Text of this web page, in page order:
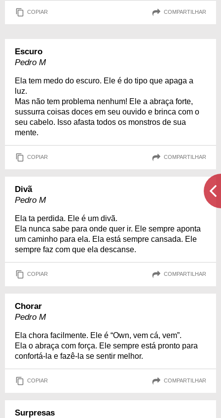
COPIAR COMPARTILHAR
Escuro
Pedro M
Ela tem medo do escuro. Ele é do tipo que apaga a
luz.
Mas não tem problema nenhum! Ele a abraça forte,
sussurra coisas doces em seu ouvido e brinca com o
seu cabelo. Isso afasta todos os monstros de sua
mente.
COPIAR COMPARTILHAR
Divã
Pedro M
Ela ta perdida. Ele é um divã.
Ela nunca sabe para onde quer ir. Ele sempre aponta
um caminho para ela. Ela está sempre cansada. Ele
sempre faz com que ela descanse.
COPIAR COMPARTILHAR
Chorar
Pedro M
Ela chora facilmente. Ele é “Own, vem cá, vem”.
Ela o abraça com força. Ele sempre está pronto para
confortá-la e fazê-la se sentir melhor.
COPIAR COMPARTILHAR
Surpresas